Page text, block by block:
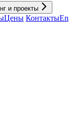
и проекты
Цены Контакты